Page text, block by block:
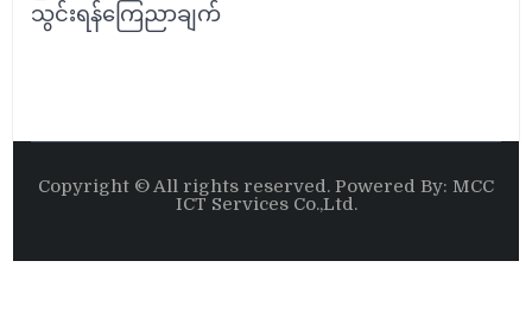
သွင်းရန်ကြေညာချက်
Copyright © All rights reserved. Powered By: MCC
ICT Services Co.,Ltd.